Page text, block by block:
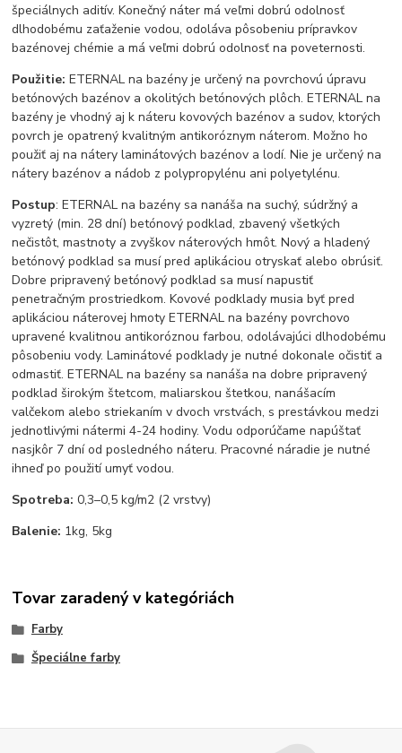
špeciálnych aditív. Konečný náter má veľmi dobrú odolnosť
dlhodobému zaťaženie vodou, odoláva pôsobeniu prípravkov
bazénovej chémie a má veľmi dobrú odolnosť na poveternosti.
Použitie:ETERNAL na bazény je určený na povrchovú úpravu
betónových bazénov a okolitých betónových plôch. ETERNAL na
bazény je vhodný aj k náteru kovových bazénov a sudov, ktorých
povrch je opatrený kvalitným antikoróznym náterom. Možno ho
použiť aj na nátery laminátových bazénov a lodí. Nie je určený na
nátery bazénov a nádob z polypropylénu ani polyetylénu.
Postup: ETERNAL na bazény sa nanáša na suchý, súdržný a
vyzretý (min. 28 dní) betónový podklad, zbavený všetkých
nečistôt, mastnoty a zvyškov náterových hmôt. Nový a hladený
betónový podklad sa musí pred aplikáciou otryskať alebo obrúsiť.
Dobre pripravený betónový podklad sa musí napustiť
penetračným prostriedkom. Kovové podklady musia byť pred
aplikáciou náterovej hmoty ETERNAL na bazény povrchovo
upravené kvalitnou antikoróznou farbou, odolávajúci dlhodobému
pôsobeniu vody. Laminátové podklady je nutné dokonale očistiť a
odmastiť. ETERNAL na bazény sa nanáša na dobre pripravený
podklad širokým štetcom, maliarskou štetkou, nanášacím
valčekom alebo striekaním v dvoch vrstvách, s prestávkou medzi
jednotlivými nátermi 4-24 hodiny. Vodu odporúčame napúštať
nasjkôr 7 dní od posledného náteru. Pracovné náradie je nutné
ihneď po použití umyť vodou.
Spotreba:0,3–0,5 kg/m2 (2 vrstvy)
Balenie: 1kg, 5kg
Tovar zaradený v kategóriách
Farby
Špeciálne farby